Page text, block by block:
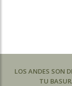
LOS ANDES SON
TU